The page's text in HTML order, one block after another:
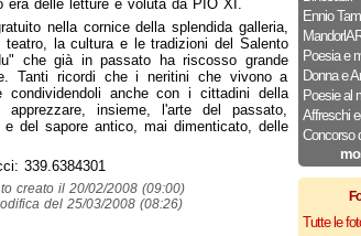
Ennio
Poesia e
Donna e
Poesie al
Affreschi
Concorso
Tutte le
era delle letture e voluta da PIO XI.
nella cornice della splendida galleria,
teatro, la cultura e le tradizioni del Salento
che già in passato ha riscosso grande
Tanti ricordi che i neritini che vivono a
condividendoli anche con i cittadini della
apprezzare, insieme, l'arte del passato,
e del sapore antico, mai dimenticato, delle
339.6384301
creato il 20/02/2008 (09:00)
del 25/03/2008 (08:26)